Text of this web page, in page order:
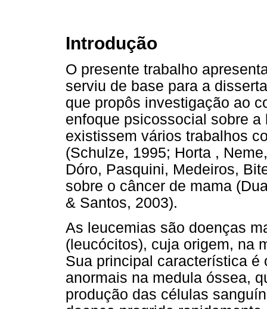
Introdução
O presente trabalho
serviu de base para a
que propôs investigação ao
enfoque psicossocial sobre
existissem vários trabalhos
(Schulze, 1995; Horta ,
Dóro, Pasquini, Medeiros,
sobre o câncer de mama
& Santos, 2003).
As leucemias são doenças
(leucócitos), cuja origem, na
Sua principal característica
anormais na medula óssea,
produção das células